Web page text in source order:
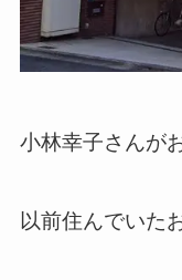
小林幸子さんが
以前住んでいた